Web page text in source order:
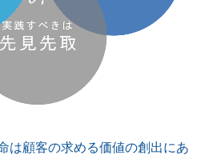
は顧客の求める価値の創出にあ